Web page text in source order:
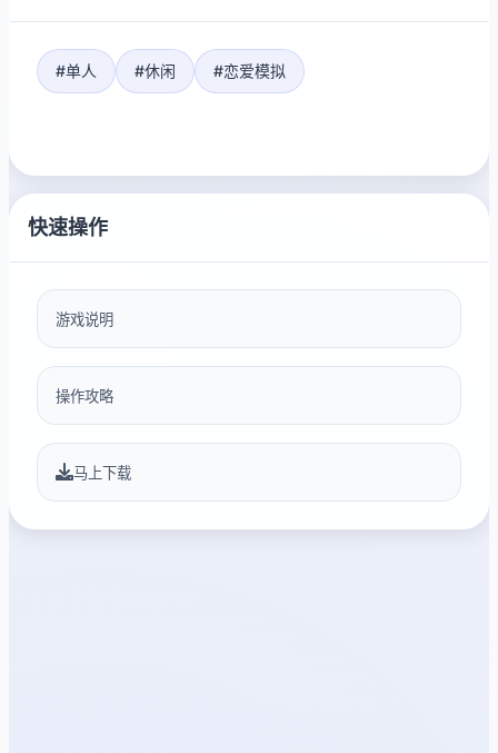
#单人 #休闲 #恋爱模拟
快速操作
游戏说明
操作攻略
马上下载